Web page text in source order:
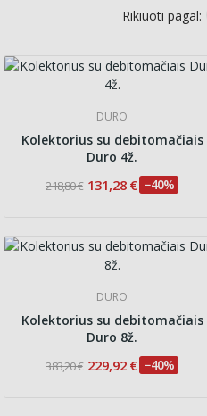
Rikiuoti pagal:
DURO
Kolektorius su debitomačiais
Duro 4ž.
218,80 € 131,28 € −40%
DURO
Kolektorius su debitomačiais
Duro 8ž.
383,20 € 229,92 € −40%